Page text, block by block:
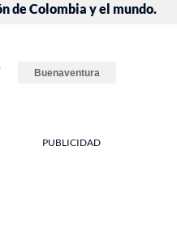
de Colombia y el mundo.
Buenaventura
PUBLICIDAD